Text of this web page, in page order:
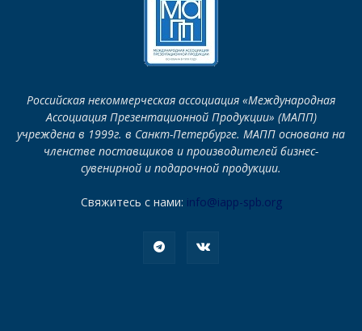
Российская некоммерческая ассоциация «Международная
Ассоциация Презентационной Продукции» (МАПП)
учреждена в 1999г. в Санкт-Петербурге. МАПП основана на
членстве поставщиков и производителей бизнес-
сувенирной и подарочной продукции.
Свяжитесь с нами: info@iapp-spb.org